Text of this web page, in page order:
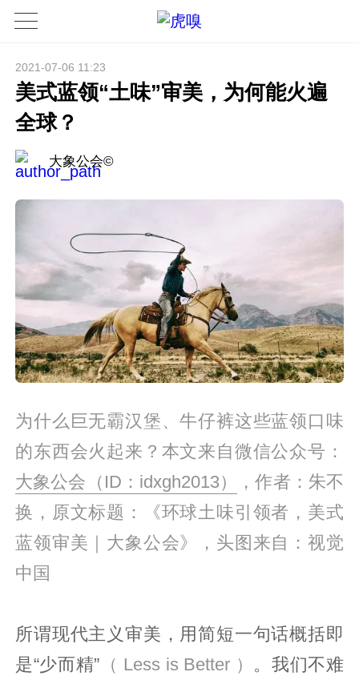
2021-07-06 11:23
美式蓝领“土味”审美，为何能火遍
全球？
大象公会©
为什么巨无霸汉堡、牛仔裤这些蓝领口味
的东西会火起来？本文来自微信公众号：
大象公会（ID：idxgh2013）
，作者：朱不
换，原文标题：《环球土味引领者，美式
蓝领审美｜大象公会》，头图来自：视觉
中国
所谓现代主义审美，用简短一句话概括即
是“少而精” （ Less is Better ） 。我们不难